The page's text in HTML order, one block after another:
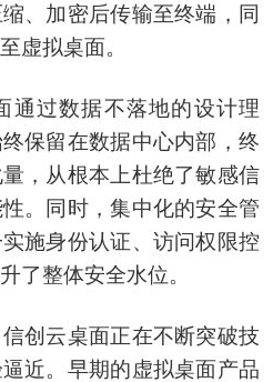
、加密后传输至终端，同
虚拟桌面。
通过数据不落地的设计理
保留在数据中心内部，终
，从根本上杜绝了敏感信
。同时，集中化的安全管
施身份认证、访问权限控
了整体安全水位。
创云桌面正在不断突破技
近。早期的虚拟桌面产品